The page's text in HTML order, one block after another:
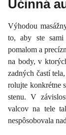
Účinná
Výhodou
to, aby ste
pomalom a
na body, v
zadných častí
rolujte konkrétne
stenu. V
valcov na tele
nespôsobovala